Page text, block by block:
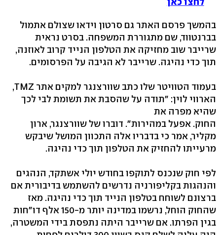
בהמשך פרסם האתר גם סרטון וידאו שצולם אתמול
בברנטווד, שם מתגוררת המשפחה. בסרט נראית
שרייבר שוב מחזיקה את הטלפון הנייד קרוב לאוזנה,
תוך כדי נהיגה. שרייבר לא הגיבה על הפרסומים.
בעמוד הטוויטר שלו כתב שוורצנגר למקים אתר TMZ,
הארווי לוין: "תודה על שהסבת את תשומת לבי לכך
שהיא מפרה את
החוק. אפעל במהירות". דוברו של שוורצנגר, ארון
מקליר, אמר כי בדבריו אלה התכוון המושל שיבקש
מרעייתו להחזיק את הטלפון תוך כדי נהיגה.
לפי חוק שנכנס לתוקפו בחודש יולי אשתקד, הנהגים
והנהגות בקליפורניה נדרשים להשתמש בדיבורית אם
ברצונם לשוחח בטלפון הנייד תוך כדי נהיגה. מאז
שהחוק הוחל, נרשמו במדינה יותר מ-150 אלף דו"חות
בגין הפרתו. אם שרייבר היתה נתפסת בידי המשטרה,